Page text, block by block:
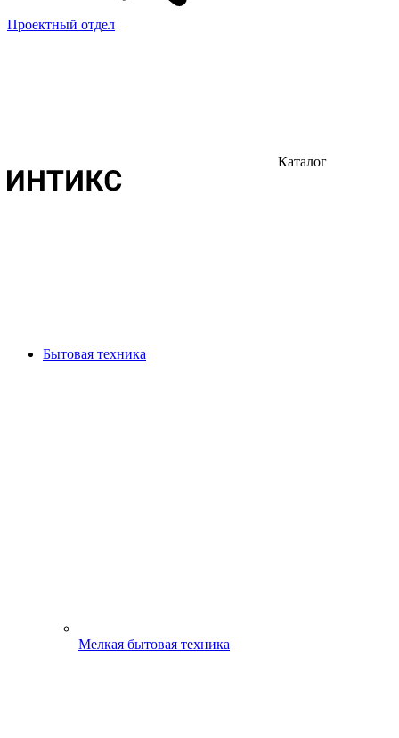
Проектный отдел
Каталог
Бытовая техника
Мелкая бытовая техника